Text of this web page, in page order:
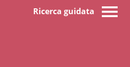
Ricerca guidata